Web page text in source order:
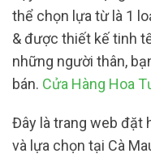
thể chọn lựa từ là 1
& được thiết kế tinh
những người thân,
bán. Cửa Hàng Hoa
Đây là trang web đặt
và lựa chọn tại Cà